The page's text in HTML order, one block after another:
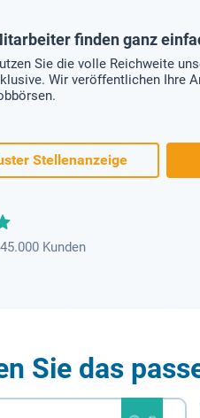
finden ganz
Sie die volle Reichweite
Wir veröffentlichen Ihre
Stellenanzeige
Kunden
Sie das